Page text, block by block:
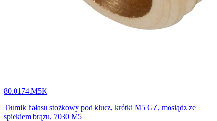
80.0174.M5K
Tłumik hałasu stożkowy pod klucz, krótki M5 GZ, mosiądz ze
spiekiem brązu, 7030 M5